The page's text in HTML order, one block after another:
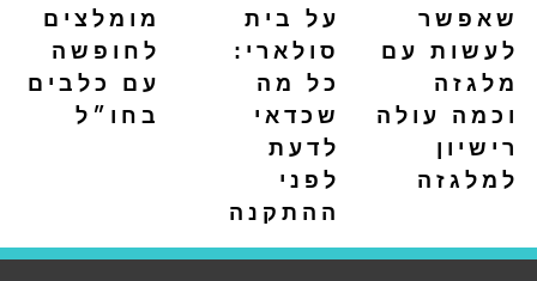
שאפשר
לעשות עם
מלגזה
וכמה עולה
רישיון
למלגזה
על בית
סולארי:
כל מה
שכדאי
לדעת
לפני
ההתקנה
מומלצים
לחופשה
עם כלבים
בחו״ל